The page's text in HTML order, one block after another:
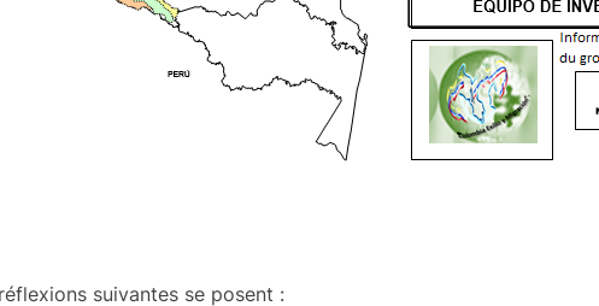
suivantes se posent :